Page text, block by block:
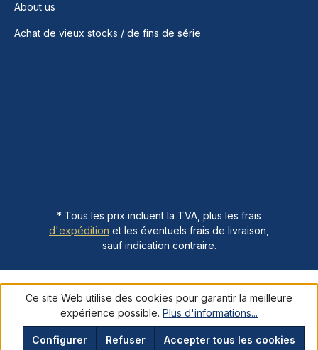
About us
Achat de vieux stocks / de fins de série
* Tous les prix incluent la TVA, plus les frais
d'expédition et les éventuels frais de livraison,
sauf indication contraire.
Ce site Web utilise des cookies pour garantir la meilleure
expérience possible. Plus d'informations...
Refuser
Configurer Accepter tous les cookies